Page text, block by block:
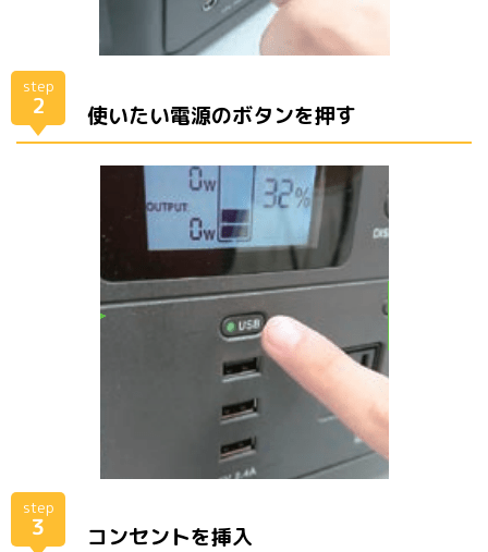
step
2 使いたい電源のボタンを押す
step
３ コンセントを挿入